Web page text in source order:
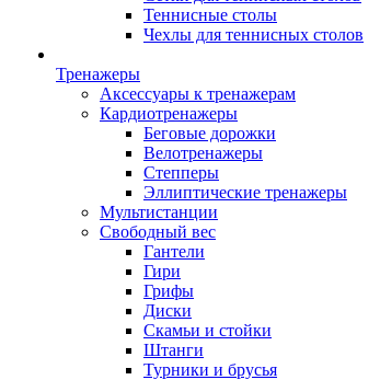
Теннисные столы
Чехлы для теннисных столов
Тренажеры
Аксессуары к тренажерам
Кардиотренажеры
Беговые дорожки
Велотренажеры
Степперы
Эллиптические тренажеры
Мультистанции
Свободный вес
Гантели
Гири
Грифы
Диски
Скамьи и стойки
Штанги
Турники и брусья